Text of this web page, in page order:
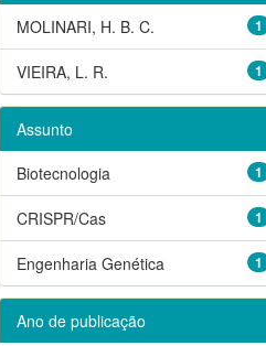
1
MOLINARI, H. B. C.
1
VIEIRA, L. R.
Assunto
1
Biotecnologia
1
CRISPR/Cas
1
Engenharia Genética
Ano de publicação